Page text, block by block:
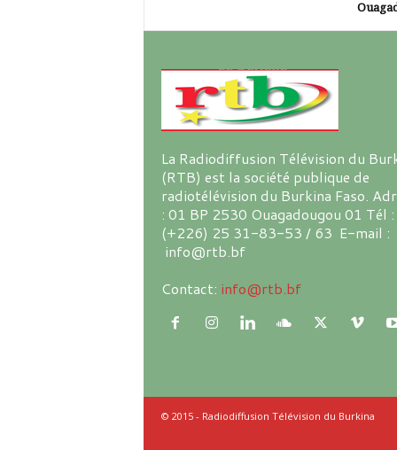
La Radiodiffusion Télévision du
(RTB) est la société publique de
radiotélévision du Burkina Faso.
: 01 BP 2530 Ouagadougou 01 Tél :
(+226) 25 31-83-53 / 63 E-mail :
info@rtb.bf
Contact: info@rtb.bf
© 2015 - Radiodiffusion Télévision du Burkina